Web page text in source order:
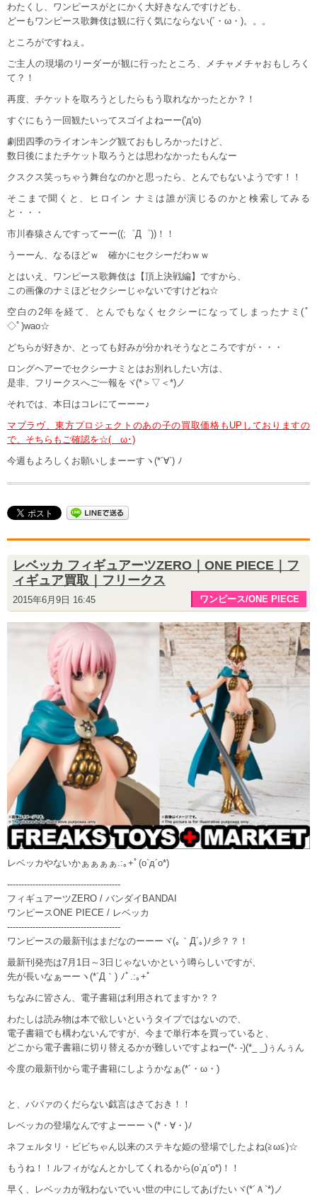
わたくし、ワンピースがとにかく大好きなんですけども、
どーもワンピース歌舞伎は観に行く気にならない(´・ω・)。。。
ところがですねぇ。
ご主人の現場のリーダーが観に行ったところ、メチャメチャおもしろく
て？！
再度、チケットを取ろうとしたらもう取れなかったとか？！
すぐにもう一回観たいってスゴイよねーー('д'o)
劇団四季のライオンキング観ておもしろかったけど、
数日後にまたチケット取ろうとは思わなかったもんなー
クスクス笑っちゃう舞台なのかと思ったら、とんでもないようです！！
そこまで聞くと、ヒロイン ナミは誰が演じるのかと検索してみる
と・・・
市川春猿さんですってーー((;゜Д゜))！！
うーーん、なるほどｗ 確かにセクシーだわｗｗ
とはいえ、ワンピース歌舞伎は【頂上決戦編】ですから、
この画像のナミほどセクシーじゃないですけどね☆
空白の2年を経て、とんでもなくセクシーになってしまったナミ(ﾟ
◇ﾟ)wao☆
どちらが好きか、とっても好みが分かれそうなところですが・・・
ロングヘアーでセクシーナミとはお別れしたい方は、
是非、フリークスへご一報をヾ(*＞▽＜*)ノ
それでは、本日はコレにてーーー♪
マブラヴ、東方プロジェクトのあの子の買取価格もUPしておりますの
で、そちらもご確認を☆(ゝω･)
今週もよろしくお願いしまーーすヽ(*´∀`) ﾉ
レベッカ フィギュアーツZERO｜ONE PIECE｜フ
ィギュア買取｜フリークス
2015年6月9日 16:45 ワンピース/ONE PIECE
レベッカやないかぁぁぁぁ.:｡+ﾟ(o`д´o*)
----------------------------------------
フィギュアーツZERO / バンダイBANDAI
ワンピースONE PIECE / レベッカ
----------------------------------------
ワンピースの最新刊はまだなのーーーヾ(｡｀Д´｡)ﾉ彡？？！
最新刊発売は7月1日～3日じゃないかという噂らしいですが、
先が長いなぁーーヽ(*´Д｀) ﾉﾟ.:｡+ﾟ
ちなみに皆さん、電子書籍は利用されてますか？？
わたしは読み物は本で欲しいというタイプではないので、
電子書籍でも構わないんですが、今まで単行本を買っていると、
どこから電子書籍に切り替えるかが難しいですよねー(*- -)(*_ _)ぅんぅん
今度の最新刊から電子書籍にしようかなぁ(*´・ω・)
と、ババァのくだらない戯言はさておき！！
レベッカの登場なんですよーーーヽ(*・∀・)ﾉ
ネフェルタリ・ビビちゃん以来のステキな姫の登場でしたよね(≧ω≦)☆
もうね！！ルフィがなんとかしてくれるから(o`д´o*)！！
早く、レベッカが戦わないでいい世の中にしてあげたいヾ(*´Ａ`*)ノ